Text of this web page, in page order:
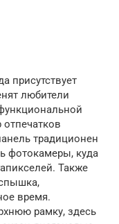
присутствует
любители
традиционен
фотокамеры, куда
Также
время.
рамку, здесь